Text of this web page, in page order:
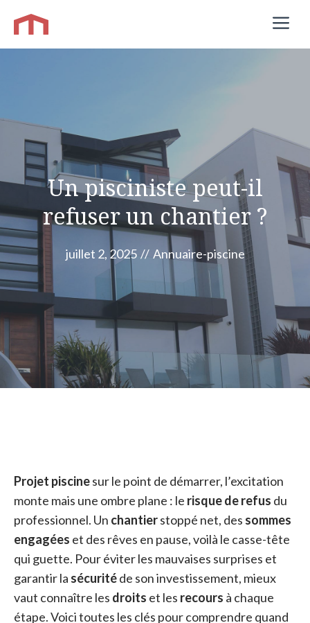
contenu
Un pisciniste peut-il
refuser un chantier ?
juillet 2, 2025 // Annuaire-piscine
Projet piscinesur le point de démarrer, l’excitation
monte mais une ombre plane : le risque de refus du
professionnel. Un chantierstoppé net, des sommes
engagées et des rêves en pause, voilà le casse-tête
qui guette. Pour éviter les mauvaises surprises et
garantir la sécuritéde son investissement, mieux
vaut connaître les droits et les recours à chaque
étape. Voici toutes les clés pour comprendre quand